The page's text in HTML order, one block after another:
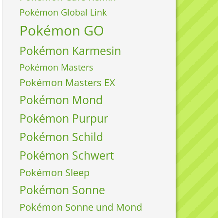
Pokémon Global Link
Pokémon GO
Pokémon Karmesin
Pokémon Masters
Pokémon Masters EX
Pokémon Mond
Pokémon Purpur
Pokémon Schild
Pokémon Schwert
Pokémon Sleep
Pokémon Sonne
Pokémon Sonne und Mond